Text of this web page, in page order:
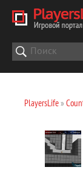
PlayersLife»